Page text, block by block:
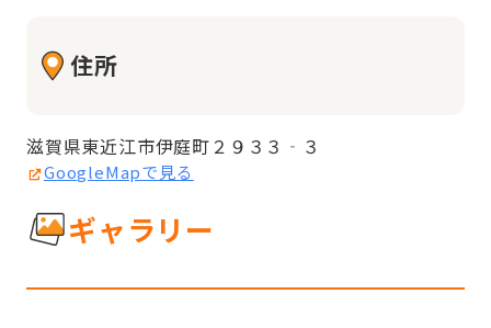
住所
滋賀県東近江市伊庭町２９３３‐３
GoogleMapで見る
ギャラリー